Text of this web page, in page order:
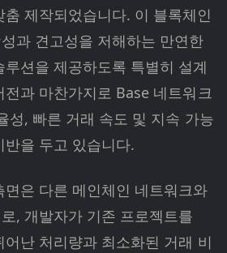
제작되었습니다. 이 블록체인
과 견고성을 저해하는 만연한
션을 제공하도록 특별히 설계
과 마찬가지로 Base 네트워크
성, 빠른 거래 속도 및 지속 가능
을 두고 있습니다.
은 다른 메인체인 네트워크와
, 개발자가 기존 프로젝트를
난 처리량과 최소화된 거래 비